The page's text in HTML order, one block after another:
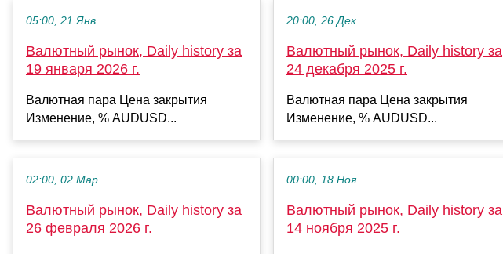
05:00, 21 Янв
Валютный рынок, Daily history за
19 января 2026 г.
Валютная пара Цена закрытия
Изменение, % AUDUSD...
02:00, 02 Мар
Валютный рынок, Daily history за
26 февраля 2026 г.
20:00, 26 Дек
Валютный рынок, Daily history за
24 декабря 2025 г.
Валютная пара Цена закрытия
Изменение, % AUDUSD...
00:00, 18 Ноя
Валютный рынок, Daily history за
14 ноября 2025 г.